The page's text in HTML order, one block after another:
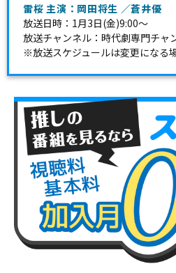
雷桜 主演：岡田将生 ／蒼井優
放送日時：1月3日(金)9:00～
放送チャンネル：時代劇専門チャ
※放送スケジュールは変更になる